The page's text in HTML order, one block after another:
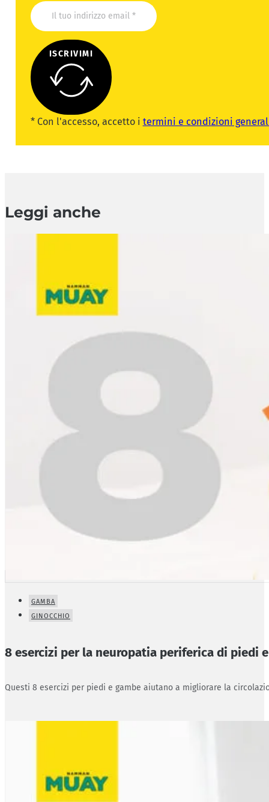
ISCRIVIMI
* Con l'accesso, accetto i termini e condizioni
Leggi anche
GAMBA
GINOCCHIO
8 esercizi per la neuropatia periferica di piedi
Questi 8 esercizi per piedi e gambe aiutano a migliorare la